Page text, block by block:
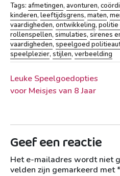
Tags: afmetingen, avonturen,
kinderen, leeftijdsgrens, maten,
vaardigheden, ontwikkeling, politie
rollenspellen, simulaties, sirenes
vaardigheden, speelgoed
speelplezier, stijlen, verbeelding
Berichtnavigatie
Leuke Speelgoedopties
voor Meisjes van 8 Jaar
Geef een reactie
Het e-mailadres wordt niet
velden zijn gemarkeerd met*